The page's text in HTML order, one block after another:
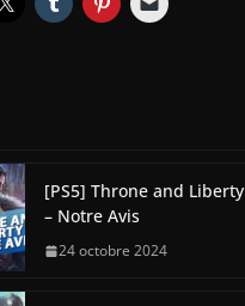
[PS5] Throne and Liberty
– Notre Avis
24 octobre 2024